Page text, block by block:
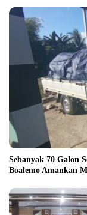
Sebanyak 70 Galon
Boalemo Amankan